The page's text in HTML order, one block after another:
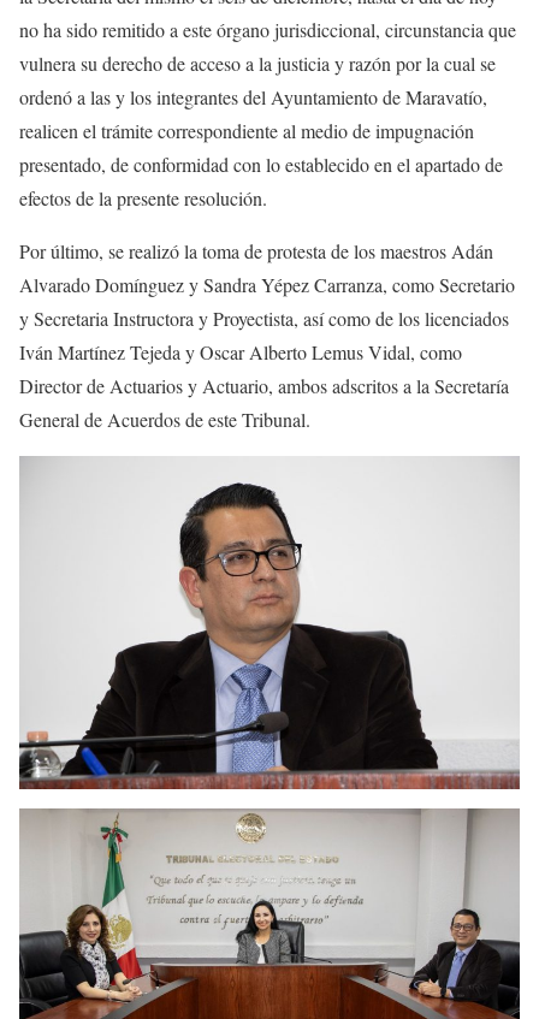
no ha sido remitido a este órgano jurisdiccional, circunstancia que
vulnera su derecho de acceso a la justicia y razón por la cual se
ordenó a las y los integrantes del Ayuntamiento de Maravatío,
realicen el trámite correspondiente al medio de impugnación
presentado, de conformidad con lo establecido en el apartado de
efectos de la presente resolución.
Por último, se realizó la toma de protesta de los maestros Adán
Alvarado Domínguez y Sandra Yépez Carranza, como Secretario
y Secretaria Instructora y Proyectista, así como de los licenciados
Iván Martínez Tejeda y Oscar Alberto Lemus Vidal, como
Director de Actuarios y Actuario, ambos adscritos a la Secretaría
General de Acuerdos de este Tribunal.